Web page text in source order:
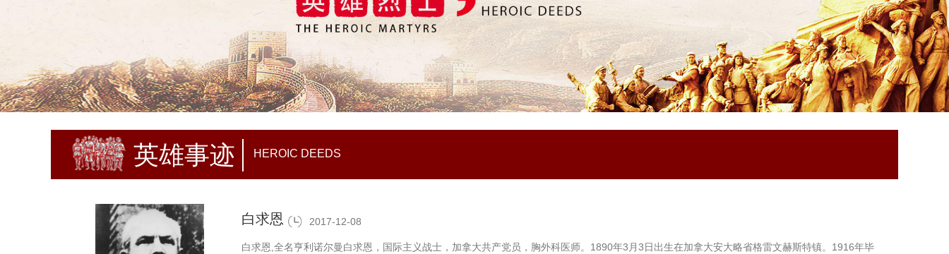
英雄事迹 HEROIC DEEDS
白求恩 2017-12-08
白求恩,全名亨利诺尔曼白求恩，国际主义战士，加拿大共产党员，胸外科医师。1890年3月3日出生在加拿大安大略省格雷文赫斯特镇。1916年毕